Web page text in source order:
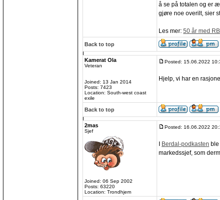
å se på totalen og er
gjøre noe overilt, sier
Les mer: 50 år med
Back to top
Kamerat Ola
Veteran
Joined: 13 Jan 2014
Posts: 7423
Location: South-west coast
exile
Posted: 15.06.2022
Hjelp, vi har en
Back to top
2mas
Sjef
Joined: 06 Sep 2002
Posts: 63220
Location: Trondhjem
Posted: 16.06.2022
Berdal-podkasten
markedssjef, som